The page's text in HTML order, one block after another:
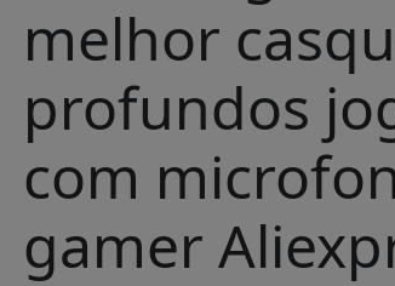
melhor
profundos
com
gamer